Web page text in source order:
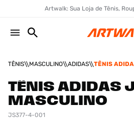
Artwalk: Sua Loja de Tênis,
TÊNIS MASCULINO ADIDAS TÊNIS
TÊNIS ADIDAS
MASCULINO
JS377-4-001